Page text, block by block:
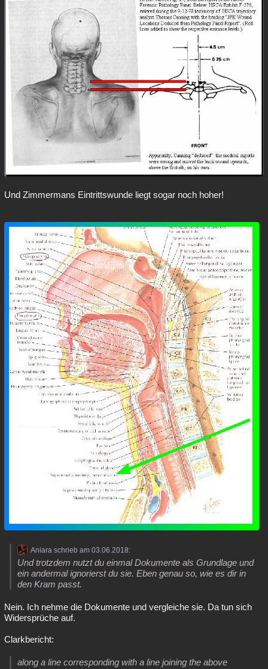
Und Zimmermans Eintrittswunde liegt sogar noch hoher!
Aniara schrieb am 03.06.2018:
Und trotzdem nutzt du einmal Dokumente als Grundlage und
ein andermal ignorierst du sie. Eben genau so, wie es dir in
den Kram passt.
Nein. Ich nehme die Dokumente und vergleiche sie. Da tun sich
Widersprüche auf.
Clarkbericht:
along a line corresponding with a line joining the above